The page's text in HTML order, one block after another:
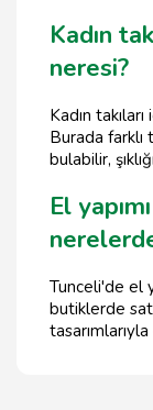
Kadın
neresi?
Kadın
Burada
bulabilir,
El
Tunceli'de el
butiklerde